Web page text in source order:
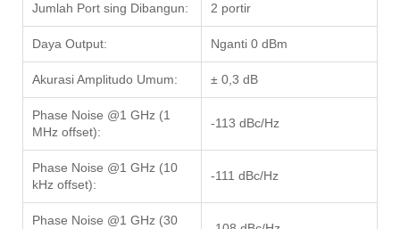
Jumlah Port sing Dibangun: 2 portir
Daya Output: Nganti 0 dBm
Akurasi Amplitudo Umum: ± 0,3 dB
Phase Noise @1 GHz (1
MHz offset):
-113 dBc/Hz
Phase Noise @1 GHz (10
kHz offset):
-111 dBc/Hz
Phase Noise @1 GHz (30